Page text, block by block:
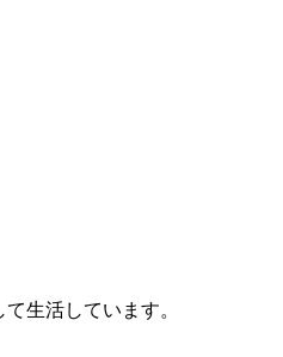
生活しています。